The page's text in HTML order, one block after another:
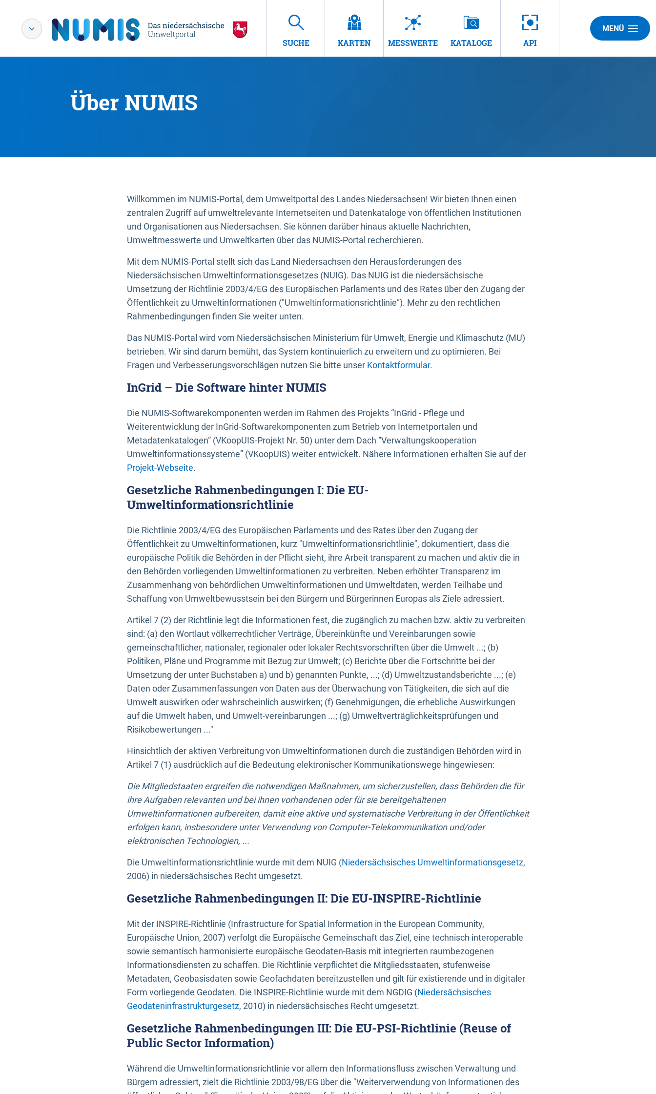
SUCHE KARTEN MESSWERTE KATALOGE API
MENÜ
Über NUMIS
Willkommen im NUMIS-Portal, dem Umweltportal des Landes Niedersachsen! Wir bieten Ihnen einen
zentralen Zugriff auf umweltrelevante Internetseiten und Datenkataloge von öffentlichen Institutionen
und Organisationen aus Niedersachsen. Sie können darüber hinaus aktuelle Nachrichten,
Umweltmesswerte und Umweltkarten über das NUMIS-Portal recherchieren.
Mit dem NUMIS-Portal stellt sich das Land Niedersachsen den Herausforderungen des
Niedersächsischen Umweltinformationsgesetzes (NUIG). Das NUIG ist die niedersächsische
Umsetzung der Richtlinie 2003/4/EG des Europäischen Parlaments und des Rates über den Zugang der
Öffentlichkeit zu Umweltinformationen ("Umweltinformationsrichtlinie"). Mehr zu den rechtlichen
Rahmenbedingungen finden Sie weiter unten.
Das NUMIS-Portal wird vom Niedersächsischen Ministerium für Umwelt, Energie und Klimaschutz (MU)
betrieben. Wir sind darum bemüht, das System kontinuierlich zu erweitern und zu optimieren. Bei
Fragen und Verbesserungsvorschlägen nutzen Sie bitte unser Kontaktformular.
InGrid – Die Software hinter NUMIS
Die NUMIS-Softwarekomponenten werden im Rahmen des Projekts “InGrid - Pflege und
Weiterentwicklung der InGrid-Softwarekomponenten zum Betrieb von Internetportalen und
Metadatenkatalogen” (VKoopUIS-Projekt Nr. 50) unter dem Dach “Verwaltungskooperation
Umweltinformationssysteme” (VKoopUIS) weiter entwickelt. Nähere Informationen erhalten Sie auf der
Projekt-Webseite.
Gesetzliche Rahmenbedingungen I: Die EU-
Umweltinformationsrichtlinie
Die Richtlinie 2003/4/EG des Europäischen Parlaments und des Rates über den Zugang der
Öffentlichkeit zu Umweltinformationen, kurz "Umweltinformationsrichtlinie", dokumentiert, dass die
europäische Politik die Behörden in der Pflicht sieht, ihre Arbeit transparent zu machen und aktiv die in
den Behörden vorliegenden Umweltinformationen zu verbreiten. Neben erhöhter Transparenz im
Zusammenhang von behördlichen Umweltinformationen und Umweltdaten, werden Teilhabe und
Schaffung von Umweltbewusstsein bei den Bürgern und Bürgerinnen Europas als Ziele adressiert.
Artikel 7 (2) der Richtlinie legt die Informationen fest, die zugänglich zu machen bzw. aktiv zu verbreiten
sind: (a) den Wortlaut völkerrechtlicher Verträge, Übereinkünfte und Vereinbarungen sowie
gemeinschaftlicher, nationaler, regionaler oder lokaler Rechtsvorschriften über die Umwelt ...; (b)
Politiken, Pläne und Programme mit Bezug zur Umwelt; (c) Berichte über die Fortschritte bei der
Umsetzung der unter Buchstaben a) und b) genannten Punkte, ...; (d) Umweltzustandsberichte ...; (e)
Daten oder Zusammenfassungen von Daten aus der Überwachung von Tätigkeiten, die sich auf die
Umwelt auswirken oder wahrscheinlich auswirken; (f) Genehmigungen, die erhebliche Auswirkungen
auf die Umwelt haben, und Umwelt-vereinbarungen ...; (g) Umweltverträglichkeitsprüfungen und
Risikobewertungen ..."
Hinsichtlich der aktiven Verbreitung von Umweltinformationen durch die zuständigen Behörden wird in
Artikel 7 (1) ausdrücklich auf die Bedeutung elektronischer Kommunikationswege hingewiesen:
Die Mitgliedstaaten ergreifen die notwendigen Maßnahmen, um sicherzustellen, dass Behörden die für
ihre Aufgaben relevanten und bei ihnen vorhandenen oder für sie bereitgehaltenen
Umweltinformationen aufbereiten, damit eine aktive und systematische Verbreitung in der Öffentlichkeit
erfolgen kann, insbesondere unter Verwendung von Computer-Telekommunikation und/oder
elektronischen Technologien, ...
Die Umweltinformationsrichtlinie wurde mit dem NUIG (Niedersächsisches Umweltinformationsgesetz,
2006) in niedersächsisches Recht umgesetzt.
Gesetzliche Rahmenbedingungen II: Die EU-INSPIRE-Richtlinie
Mit der INSPIRE-Richtlinie (Infrastructure for Spatial Information in the European Community,
Europäische Union, 2007) verfolgt die Europäische Gemeinschaft das Ziel, eine technisch interoperable
sowie semantisch harmonisierte europäische Geodaten-Basis mit integrierten raumbezogenen
Informationsdiensten zu schaffen. Die Richtlinie verpflichtet die Mitgliedsstaaten, stufenweise
Metadaten, Geobasisdaten sowie Geofachdaten bereitzustellen und gilt für existierende und in digitaler
Form vorliegende Geodaten. Die INSPIRE-Richtlinie wurde mit dem NGDIG (Niedersächsisches
Geodateninfrastrukturgesetz, 2010) in niedersächsisches Recht umgesetzt.
Gesetzliche Rahmenbedingungen III: Die EU-PSI-Richtlinie (Reuse of
Public Sector Information)
Während die Umweltinformationsrichtlinie vor allem den Informationsfluss zwischen Verwaltung und
Bürgern adressiert, zielt die Richtlinie 2003/98/EG über die "Weiterverwendung von Informationen des